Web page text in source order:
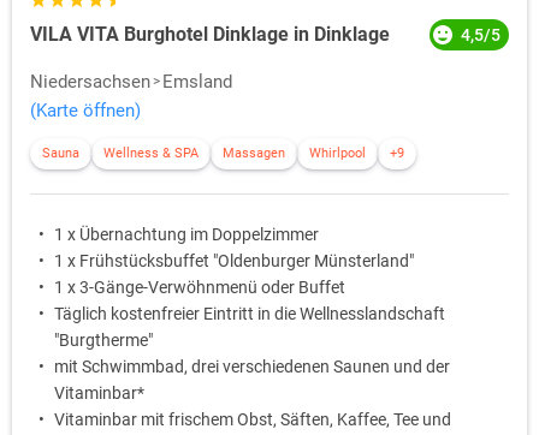
VILA VITA Burghotel Dinklage in Dinklage 4,5/5
Niedersachsen
Emsland
(Karte öffnen)
Sauna Wellness & SPA Massagen Whirlpool +9
1 x Übernachtung im Doppelzimmer
1 x Frühstücksbuffet "Oldenburger Münsterland"
1 x 3-Gänge-Verwöhnmenü oder Buffet
Täglich kostenfreier Eintritt in die Wellnesslandschaft
"Burgtherme"
mit Schwimmbad, drei verschiedenen Saunen und der
Vitaminbar*
Vitaminbar mit frischem Obst, Säften, Kaffee, Tee und